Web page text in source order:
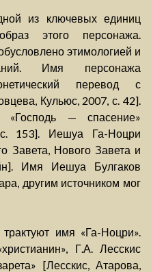
из ключевых единиц
этого персонажа.
этимологией и
Имя персонажа
перевод с
Кульюс, 2007, с. 42].
«Господь — спасение»
153]. Иешуа Га-Ноцри
Завета, Нового Завета и
Имя Иешуа Булгаков
другим источником мог
имя «Га-Ноцри».
Г.А. Лесскис
[Лесскис, Атарова,